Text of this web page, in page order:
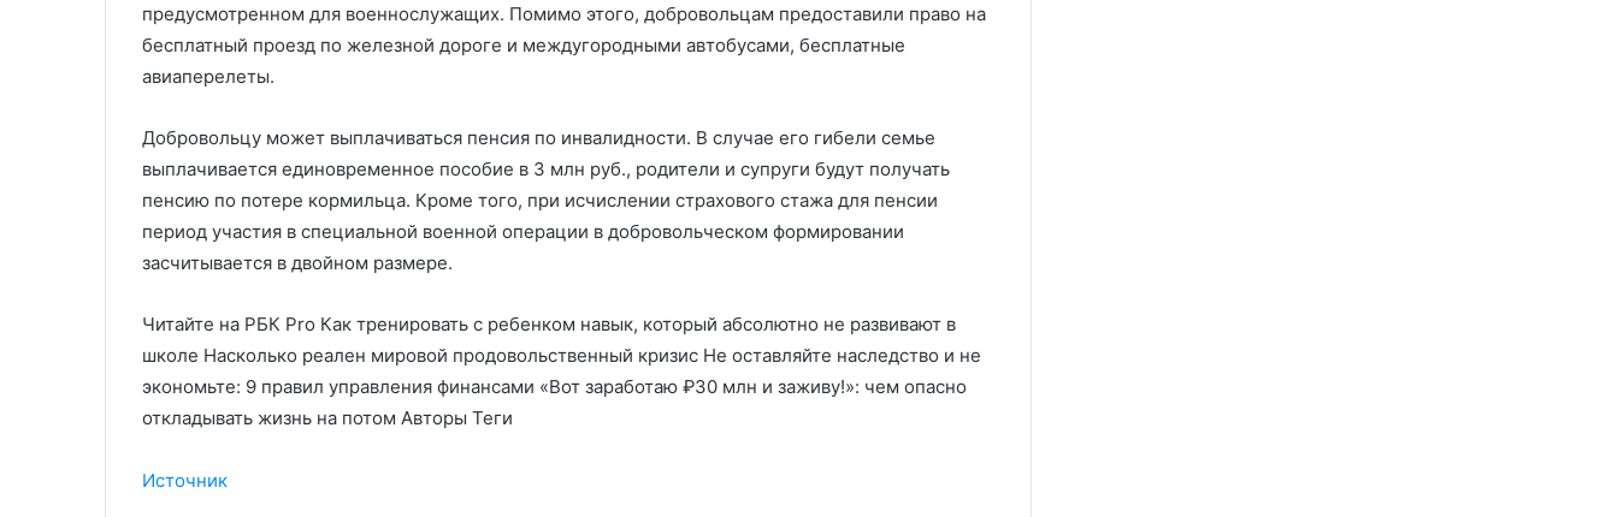
предусмотренном для военнослужащих. Помимо этого, добровольцам предоставили право на
бесплатный проезд по железной дороге и междугородными автобусами, бесплатные
авиаперелеты.
Добровольцу может выплачиваться пенсия по инвалидности. В случае его гибели семье
выплачивается единовременное пособие в 3 млн руб., родители и супруги будут получать
пенсию по потере кормильца. Кроме того, при исчислении страхового стажа для пенсии
период участия в специальной военной операции в добровольческом формировании
засчитывается в двойном размере.
Читайте на РБК Pro Как тренировать с ребенком навык, который абсолютно не развивают в
школе Насколько реален мировой продовольственный кризис Не оставляйте наследство и не
экономьте: 9 правил управления финансами «Вот заработаю ₽30 млн и заживу!»: чем опасно
откладывать жизнь на потом Авторы Теги
Источник